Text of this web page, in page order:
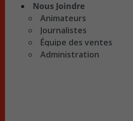
Nous Joindre
Animateurs
Journalistes
Équipe des ventes
Administration